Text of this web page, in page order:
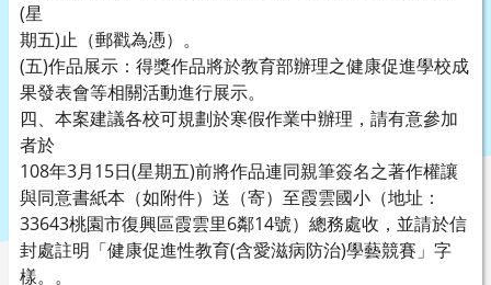
(星
期五)止（郵戳為慿）。
(五)作品展示：得獎作品將於教育部辦理之健康促進學校成
果發表會等相關活動進行展示。
四、本案建議各校可規劃於寒假作業中辦理，請有意參加
者於
108年3月15日(星期五)前將作品連同親筆簽名之著作權讓
與同意書紙本（如附件）送（寄）至霞雲國小（地址：
33643桃園市復興區霞雲里6鄰14號）總務處收，並請於信
封處註明「健康促進性教育(含愛滋病防治)學藝競賽」字
樣。。